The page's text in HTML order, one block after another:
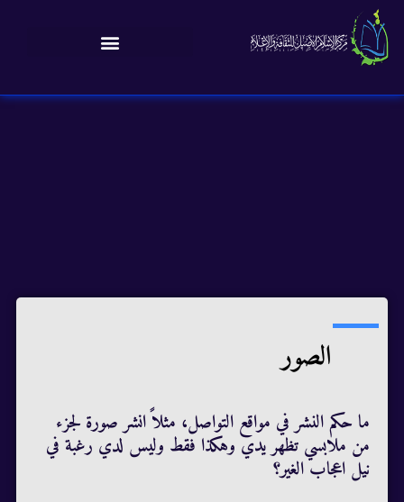
الصور
ما حكم النشر في مواقع التواصل، مثلاً انشر صورة لجزء
من ملابسي تظهر يدي وهكذا فقط وليس لدي رغبة في
نيل اعجاب الغير؟